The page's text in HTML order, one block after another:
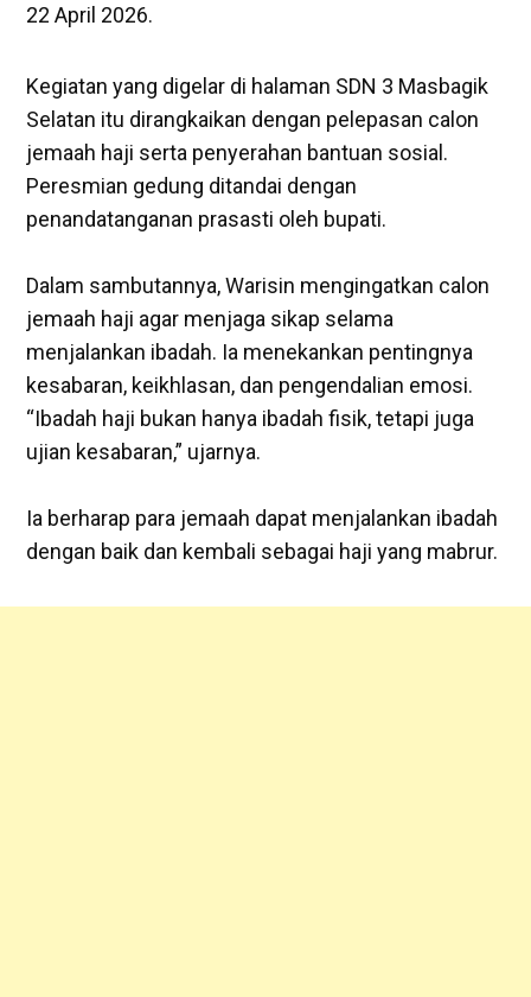
22 April 2026.
‎Kegiatan yang digelar di halaman SDN 3 Masbagik
Selatan itu dirangkaikan dengan pelepasan calon
jemaah haji serta penyerahan bantuan sosial.
Peresmian gedung ditandai dengan
penandatanganan prasasti oleh bupati.
‎Dalam sambutannya, Warisin mengingatkan calon
jemaah haji agar menjaga sikap selama
menjalankan ibadah. Ia menekankan pentingnya
kesabaran, keikhlasan, dan pengendalian emosi.
“Ibadah haji bukan hanya ibadah fisik, tetapi juga
ujian kesabaran,” ujarnya.
‎Ia berharap para jemaah dapat menjalankan ibadah
dengan baik dan kembali sebagai haji yang mabrur.